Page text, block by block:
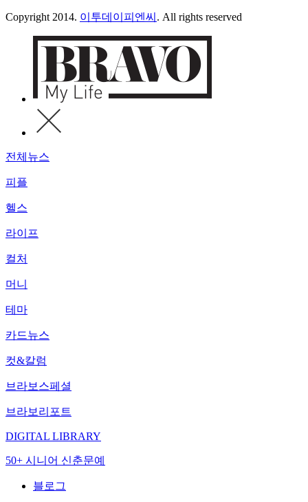
Copyright 2014. 이투데이피엔씨 . All rights reserved
전체뉴스
피플
헬스
라이프
컬처
머니
테마
카드뉴스
컷&칼럼
브라보스페셜
브라보리포트
DIGITAL LIBRARY
50+ 시니어 신춘문예
블로그